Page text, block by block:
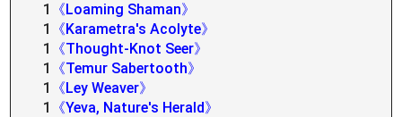
1
《Loaming Shaman》
1
《Karametra's Acolyte》
1
《Thought-Knot Seer》
1
《Temur Sabertooth》
1
《Ley Weaver》
1
《Yeva, Nature's Herald》